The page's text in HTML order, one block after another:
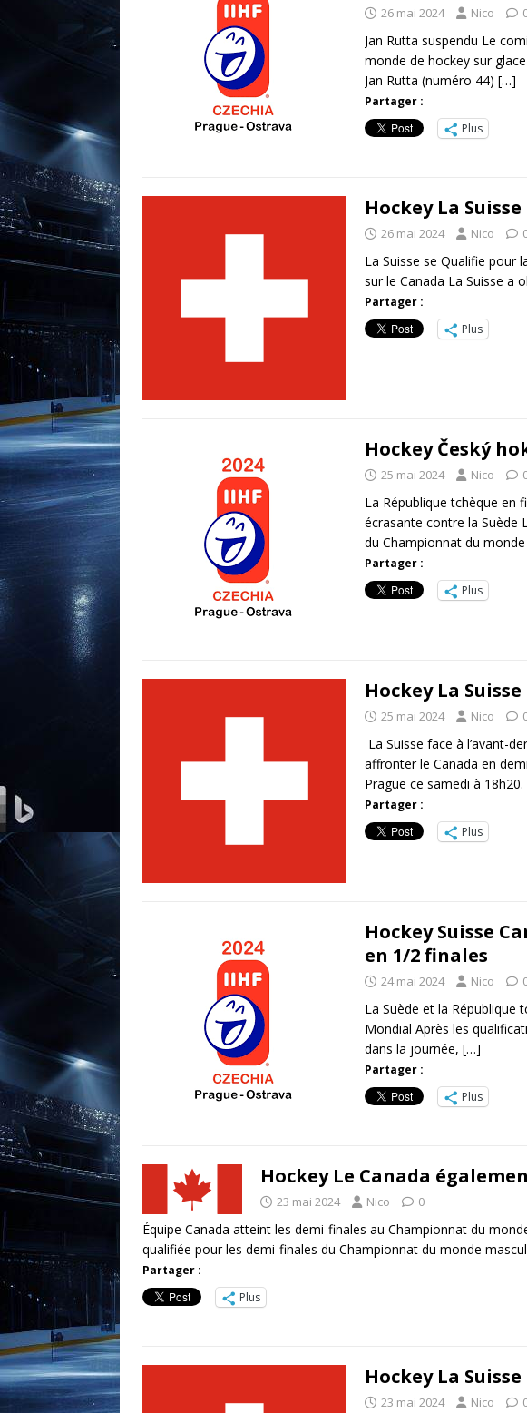
26 mai 2024 Nico
Jan Rutta suspendu Le
monde de hockey sur
Jan Rutta (numéro 44) […]
Partager :
Plus
Hockey La
26 mai 2024 Nico
La Suisse se Qualifie pour
sur le Canada La Suisse a
Partager :
Plus
Hockey Český
25 mai 2024 Nico
La République tchèque en
écrasante contre la Suède
du Championnat du
Partager :
Plus
Hockey La
25 mai 2024 Nico
La Suisse face à l’avant-
affronter le Canada en
Prague ce samedi à 18h20.
Partager :
Plus
Hockey Suisse
en 1/2 finales
24 mai 2024 Nico
La Suède et la République
Mondial Après les
dans la journée, […]
Partager :
Plus
Hockey Le Canada
23 mai 2024 Nico 0
Équipe Canada atteint les demi-finales au Championnat du
qualifiée pour les demi-finales du Championnat du monde
Partager :
Plus
Hockey La
23 mai 2024 Nico